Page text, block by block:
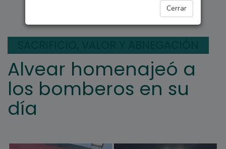
Cerrar
Alvear homenajeó a
los bomberos en su
día